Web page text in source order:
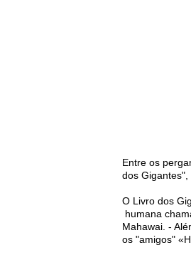
Entre os
dos
O Livro dos
humana
Mahawai. -
os "amigos"